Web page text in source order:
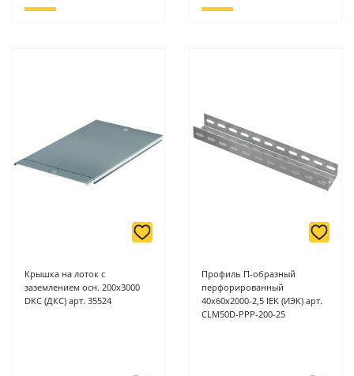
Крышка на лоток с
заземлением осн. 200х3000
DKC (ДКС) арт. 35524
Профиль П-образный
перфорированный
40х60х2000-2,5 IEK (ИЭК) арт.
CLM50D-PPP-200-25